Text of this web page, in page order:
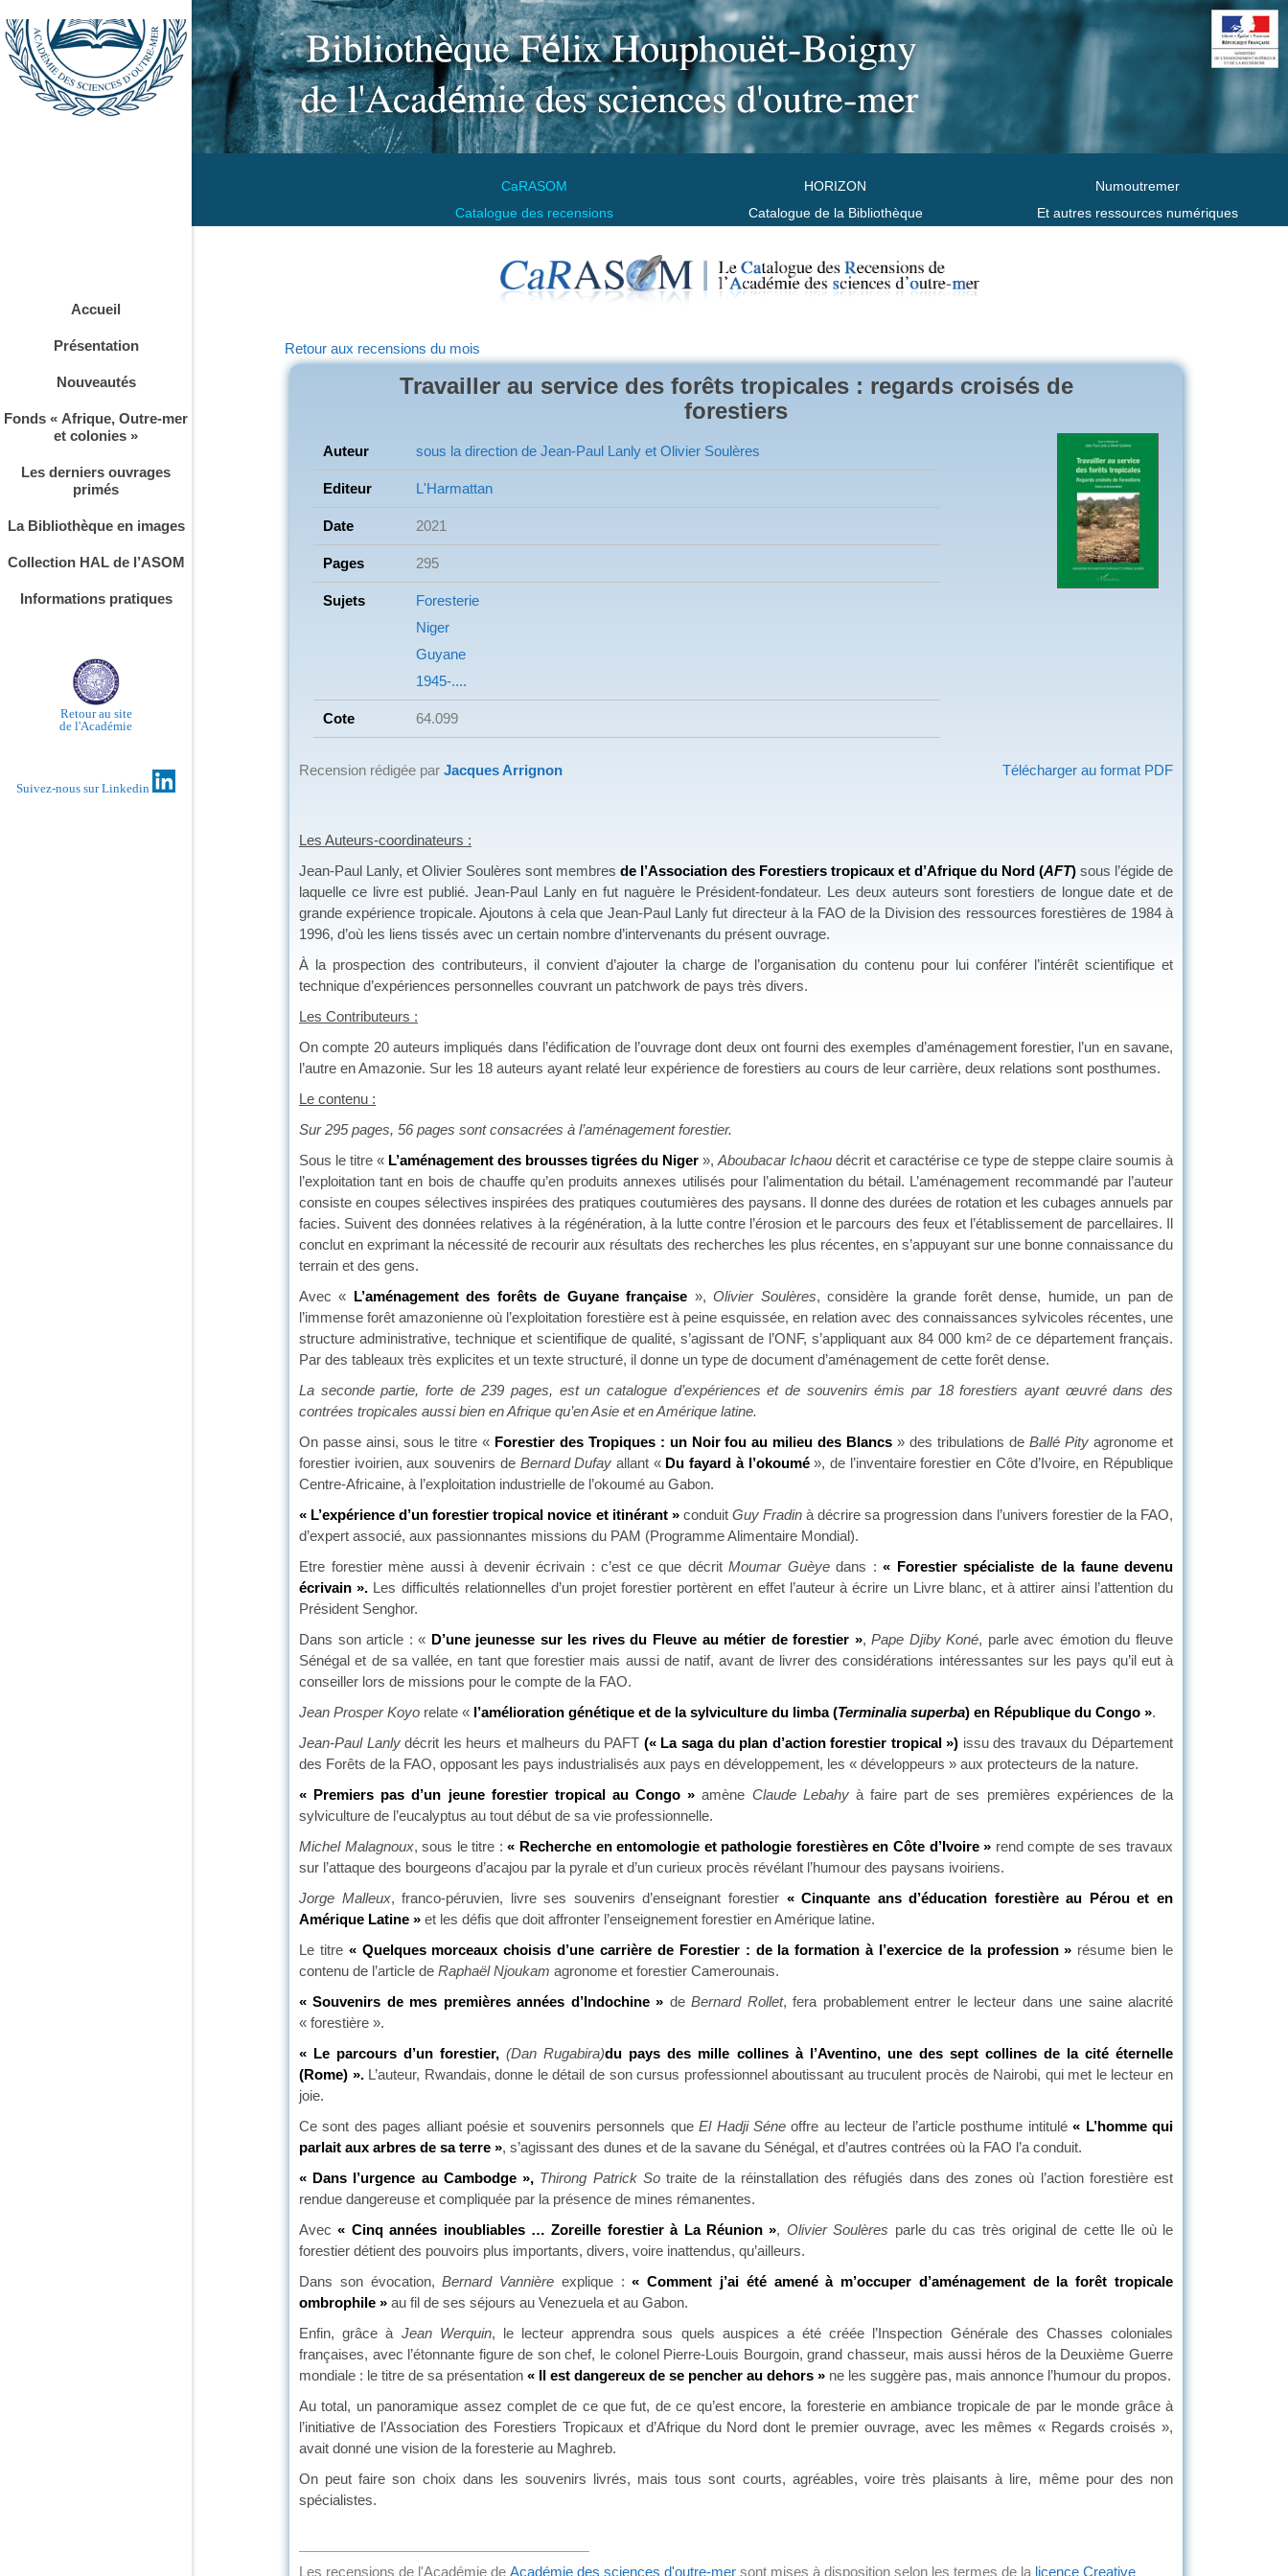
CaRASOM
Catalogue des recensions
HORIZON
Catalogue de la Bibliothèque
Numoutremer
Et autres ressources numériques
Accueil
Présentation
Nouveautés
Fonds « Afrique, Outre-mer
et colonies »
Les derniers ouvrages
primés
La Bibliothèque en images
Collection HAL de l’ASOM
Informations pratiques
Retour au site
de l'Académie
Suivez-nous sur Linkedin
Retour aux recensions du mois
Travailler au service des forêts tropicales : regards croisés de
forestiers
Auteur sous la direction de Jean-Paul Lanly et Olivier Soulères
Editeur L'Harmattan
Date 2021
Pages 295
Sujets
Foresterie
Niger
Guyane
1945-....
Cote 64.099
Télécharger au format PDF
Recension rédigée par Jacques Arrignon
Les Auteurs-coordinateurs :
Jean-Paul Lanly, et Olivier Soulères sont membres de l’Association des Forestiers tropicaux et d’Afrique du Nord (AFT) sous l’égide de
laquelle ce livre est publié. Jean-Paul Lanly en fut naguère le Président-fondateur. Les deux auteurs sont forestiers de longue date et de
grande expérience tropicale. Ajoutons à cela que Jean-Paul Lanly fut directeur à la FAO de la Division des ressources forestières de 1984 à
1996, d’où les liens tissés avec un certain nombre d’intervenants du présent ouvrage.
À la prospection des contributeurs, il convient d’ajouter la charge de l’organisation du contenu pour lui conférer l’intérêt scientifique et
technique d’expériences personnelles couvrant un patchwork de pays très divers.
Les Contributeurs :
On compte 20 auteurs impliqués dans l’édification de l’ouvrage dont deux ont fourni des exemples d’aménagement forestier, l’un en savane,
l’autre en Amazonie. Sur les 18 auteurs ayant relaté leur expérience de forestiers au cours de leur carrière, deux relations sont posthumes.
Le contenu :
Sur 295 pages, 56 pages sont consacrées à l’aménagement forestier.
Sous le titre « L’aménagement des brousses tigrées du Niger », Aboubacar Ichaou décrit et caractérise ce type de steppe claire soumis à
l’exploitation tant en bois de chauffe qu’en produits annexes utilisés pour l’alimentation du bétail. L’aménagement recommandé par l’auteur
consiste en coupes sélectives inspirées des pratiques coutumières des paysans. Il donne des durées de rotation et les cubages annuels par
facies. Suivent des données relatives à la régénération, à la lutte contre l’érosion et le parcours des feux et l’établissement de parcellaires. Il
conclut en exprimant la nécessité de recourir aux résultats des recherches les plus récentes, en s’appuyant sur une bonne connaissance du
terrain et des gens.
Avec « L’aménagement des forêts de Guyane française »,Olivier Soulères, considère la grande forêt dense, humide, un pan de
l’immense forêt amazonienne où l’exploitation forestière est à peine esquissée, en relation avec des connaissances sylvicoles récentes, une
structure administrative, technique et scientifique de qualité, s’agissant de l’ONF, s’appliquant aux 84 000 km2 de ce département français.
Par des tableaux très explicites et un texte structuré, il donne un type de document d’aménagement de cette forêt dense.
La seconde partie, forte de 239 pages, est un catalogue d’expériences et de souvenirs émis par 18 forestiers ayant œuvré dans des
contrées tropicales aussi bien en Afrique qu’en Asie et en Amérique latine.
On passe ainsi, sous le titre « Forestier des Tropiques : un Noir fou au milieu des Blancs» des tribulations deBallé Pity agronome et
forestier ivoirien, aux souvenirs de Bernard Dufay allant « Du fayard à l’okoumé», de l’inventaire forestier en Côte d’Ivoire, en République
Centre-Africaine, à l’exploitation industrielle de l’okoumé au Gabon.
« L’expérience d’un forestier tropical novice et itinérant »conduit Guy Fradin à décrire sa progression dans l’univers forestier de la FAO,
d’expert associé, aux passionnantes missions du PAM (Programme Alimentaire Mondial).
Etre forestier mène aussi à devenir écrivain : c’est ce que décrit Moumar Guèyedans : « Forestier spécialiste de la faune devenu
écrivain ». Les difficultés relationnelles d’un projet forestier portèrent en effet l’auteur à écrire un Livre blanc, et à attirer ainsi l’attention du
Président Senghor.
Dans son article : « D’une jeunesse sur les rives du Fleuve au métier de forestier »,Pape Djiby Koné, parle avec émotion du fleuve
Sénégal et de sa vallée, en tant que forestier mais aussi de natif, avant de livrer des considérations intéressantes sur les pays qu’il eut à
conseiller lors de missions pour le compte de la FAO.
Jean Prosper Koyo relate « l’amélioration génétique et de la sylviculture du limba (Terminalia superba) en République du Congo ».
Jean-Paul Lanlydécrit les heurs et malheurs du PAFT (« La saga du plan d’action forestier tropical ») issu des travaux du Département
des Forêts de la FAO, opposant les pays industrialisés aux pays en développement, les « développeurs » aux protecteurs de la nature.
« Premiers pas d’un jeune forestier tropical au Congo » amène Claude Lebahyà faire part de ses premières expériences de la
sylviculture de l’eucalyptus au tout début de sa vie professionnelle.
Michel Malagnoux, sous le titre :« Recherche en entomologie et pathologie forestières en Côte d’Ivoire » rend compte de ses travaux
sur l’attaque des bourgeons d’acajou par la pyrale et d’un curieux procès révélant l’humour des paysans ivoiriens.
Jorge Malleux, franco-péruvien, livre ses souvenirs d’enseignant forestier « Cinquante ans d’éducation forestière au Pérou et en
Amérique Latine » et les défis que doit affronter l’enseignement forestier en Amérique latine.
Le titre « Quelques morceaux choisis d’une carrière de Forestier : de la formation à l’exercice de la profession » résume bien le
contenu de l’article de Raphaël Njoukam agronome et forestier Camerounais.
« Souvenirs de mes premières années d’Indochine » deBernard Rollet, fera probablement entrer le lecteur dans une saine alacrité
« forestière ».
« Le parcours d’un forestier,(Dan Rugabira)du pays des mille collines à l’Aventino, une des sept collines de la cité éternelle
(Rome) ». L’auteur, Rwandais, donne le détail de son cursus professionnel aboutissant au truculent procès de Nairobi, qui met le lecteur en
joie.
Ce sont des pages alliant poésie et souvenirs personnels queEl Hadji Séneoffre au lecteur de l’article posthume intitulé« L’homme qui
parlait aux arbres de sa terre », s’agissant des dunes et de la savane du Sénégal, et d’autres contrées où la FAO l’a conduit.
« Dans l’urgence au Cambodge », Thirong Patrick Sotraite de la réinstallation des réfugiés dans des zones où l’action forestière est
rendue dangereuse et compliquée par la présence de mines rémanentes.
Avec« Cinq années inoubliables … Zoreille forestier à La Réunion », Olivier Soulères parle du cas très original de cette Ile où le
forestier détient des pouvoirs plus importants, divers, voire inattendus, qu’ailleurs.
Dans son évocation,Bernard Vannière explique :« Comment j’ai été amené à m’occuper d’aménagement de la forêt tropicale
ombrophile » au fil de ses séjours au Venezuela et au Gabon.
Enfin, grâce à Jean Werquin, le lecteur apprendra sous quels auspices a été créée l’Inspection Générale des Chasses coloniales
françaises, avec l’étonnante figure de son chef, le colonel Pierre-Louis Bourgoin, grand chasseur, mais aussi héros de la Deuxième Guerre
mondiale : le titre de sa présentation « Il est dangereux de se pencher au dehors » ne les suggère pas, mais annonce l’humour du propos.
Au total, un panoramique assez complet de ce que fut, de ce qu’est encore, la foresterie en ambiance tropicale de par le monde grâce à
l’initiative de l’Association des Forestiers Tropicaux et d’Afrique du Nord dont le premier ouvrage, avec les mêmes « Regards croisés »,
avait donné une vision de la foresterie au Maghreb.
On peut faire son choix dans les souvenirs livrés, mais tous sont courts, agréables, voire très plaisants à lire, même pour des non
spécialistes.
Les recensions de l'Académie de Académie des sciences d'outre-mer sont mises à disposition selon les termes de la licence Creative